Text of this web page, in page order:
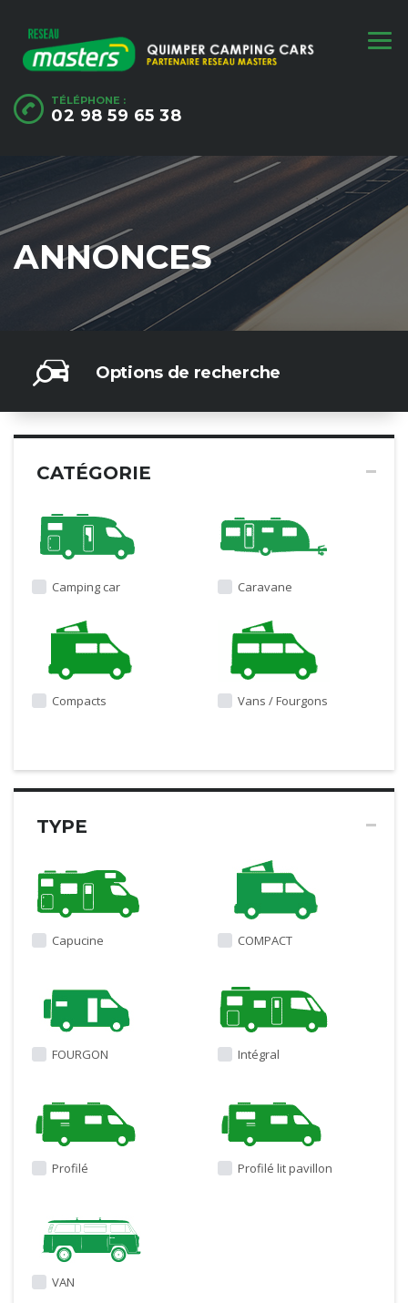
TÉLÉPHONE :
02 98 59 65 38
ANNONCES
Options de recherche
CATÉGORIE
Camping car Caravane
Compacts Vans / Fourgons
TYPE
Capucine COMPACT
FOURGON Intégral
Profilé Profilé lit pavillon
VAN